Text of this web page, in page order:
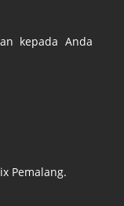
kepada Anda
Pemalang.